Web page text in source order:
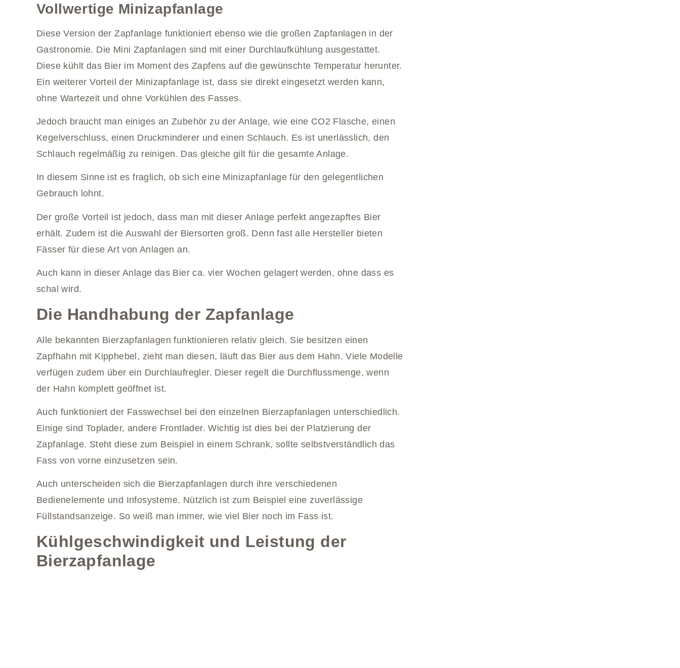
Vollwertige Minizapfanlage
Diese Version der Zapfanlage funktioniert ebenso wie die großen Zapfanlagen in der
Gastronomie. Die Mini Zapfanlagen sind mit einer Durchlaufkühlung ausgestattet.
Diese kühlt das Bier im Moment des Zapfens auf die gewünschte Temperatur herunter.
Ein weiterer Vorteil der Minizapfanlage ist, dass sie direkt eingesetzt werden kann,
ohne Wartezeit und ohne Vorkühlen des Fasses.
Jedoch braucht man einiges an Zubehör zu der Anlage, wie eine CO2 Flasche, einen
Kegelverschluss, einen Druckminderer und einen Schlauch. Es ist unerlässlich, den
Schlauch regelmäßig zu reinigen. Das gleiche gilt für die gesamte Anlage.
In diesem Sinne ist es fraglich, ob sich eine Minizapfanlage für den gelegentlichen
Gebrauch lohnt.
Der große Vorteil ist jedoch, dass man mit dieser Anlage perfekt angezapftes Bier
erhält. Zudem ist die Auswahl der Biersorten groß. Denn fast alle Hersteller bieten
Fässer für diese Art von Anlagen an.
Auch kann in dieser Anlage das Bier ca. vier Wochen gelagert werden, ohne dass es
schal wird.
Die Handhabung der Zapfanlage
Alle bekannten Bierzapfanlagen funktionieren relativ gleich. Sie besitzen einen
Zapfhahn mit Kipphebel, zieht man diesen, läuft das Bier aus dem Hahn. Viele Modelle
verfügen zudem über ein Durchlaufregler. Dieser regelt die Durchflussmenge, wenn
der Hahn komplett geöffnet ist.
Auch funktioniert der Fasswechsel bei den einzelnen Bierzapfanlagen unterschiedlich.
Einige sind Toplader, andere Frontlader. Wichtig ist dies bei der Platzierung der
Zapfanlage. Steht diese zum Beispiel in einem Schrank, sollte selbstverständlich das
Fass von vorne einzusetzen sein.
Auch unterscheiden sich die Bierzapfanlagen durch ihre verschiedenen
Bedienelemente und Infosysteme. Nützlich ist zum Beispiel eine zuverlässige
Füllstandsanzeige. So weiß man immer, wie viel Bier noch im Fass ist.
Kühlgeschwindigkeit und Leistung der
Bierzapfanlage